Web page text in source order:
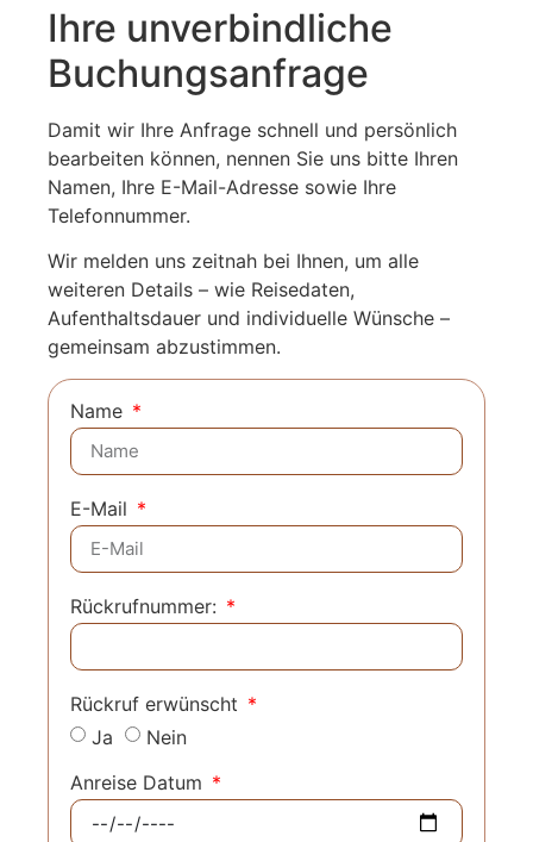
Ihre unverbindliche
Buchungsanfrage
Damit wir Ihre Anfrage schnell und persönlich
bearbeiten können, nennen Sie uns bitte Ihren
Namen, Ihre E-Mail-Adresse sowie Ihre
Telefonnummer.
Wir melden uns zeitnah bei Ihnen, um alle
weiteren Details – wie Reisedaten,
Aufenthaltsdauer und individuelle Wünsche –
gemeinsam abzustimmen.
Name
E-Mail
Rückrufnummer:
Rückruf erwünscht
Ja
Nein
Anreise Datum